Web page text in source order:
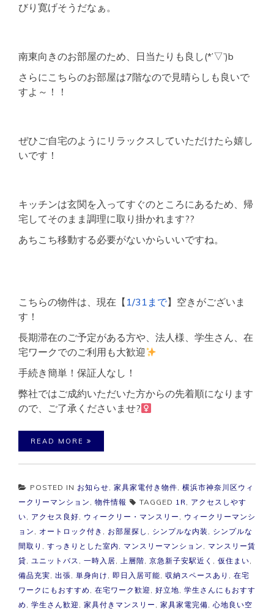
びり寛げそうだなぁ。
南東向きのお部屋のため、日当たりも良し(*’▽’)b
さらにこちらのお部屋は7階なので見晴らしも良いで
すよ～！！
ぜひご自宅のようにリラックスしていただけたら嬉し
いです！
キッチンは玄関を入ってすぐのところにあるため、帰
宅してそのまま調理に取り掛かれます??
あちこち移動する必要がないからいいですね。
こちらの物件は、現在【 1/31まで】空きがございま
す！
長期滞在のご予定がある方や、法人様、学生さん、在
宅ワークでのご利用も大歓迎
手続き簡単！保証人なし！
弊社ではご成約いただいた方からの先着順になります
ので、ご了承くださいませ?‍
READ MORE
POSTED IN お知らせ, 家具家電付き物件, 横浜市神奈川区ウィ
ークリーマンション , 物件情報 TAGGED 1R, アクセスしやす
い, アクセス良好, ウィークリー・マンスリー , ウィークリーマンシ
ョン , オートロック付き , お部屋探し , シンプルな内装 , シンプルな
間取り , すっきりとした室内 , マンスリーマンション , マンスリー賃
貸, ユニットバス , 一時入居, 上層階, 京急新子安駅近く , 仮住まい,
備品充実, 出張, 単身向け , 即日入居可能, 収納スペースあり , 在宅
ワークにもおすすめ , 在宅ワーク歓迎 , 好立地, 学生さんにもおすす
め , 学生さん歓迎 , 家具付きマンスリー , 家具家電完備, 心地良い空